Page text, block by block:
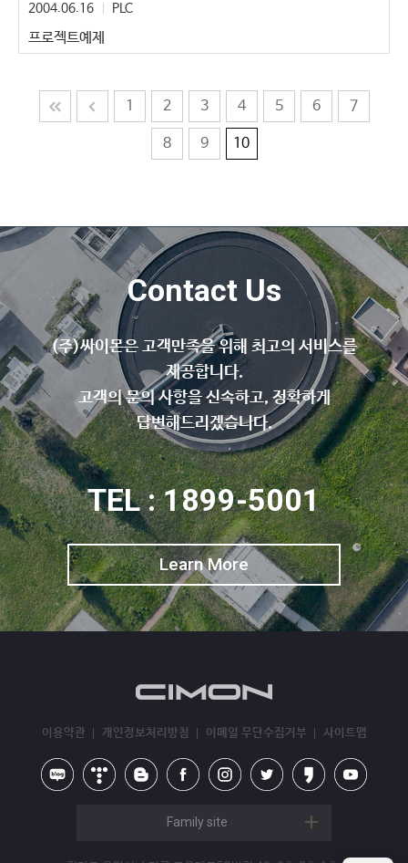
2004.06.16 PLC
프로젝트예제
1 2 3 4 5 6 7
8 9 10
Contact Us
(주)싸이몬은 고객만족을 위해 최고의 서비스를
제공합니다.
고객의 문의 사항을 신속하고, 정확하게
답변해드리겠습니다.
TEL : 1899-5001
Learn More
이용약관 개인정보처리방침 이메일 무단수집거부 사이트맵
Family site